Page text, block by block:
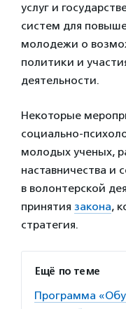
услуг и
систем для
молодежи о
политики и
деятельности.
Некоторые
социально-
молодых ученых,
наставничества и
в волонтерской
принятия закона,
стратегия.
Ещё по теме
Программа